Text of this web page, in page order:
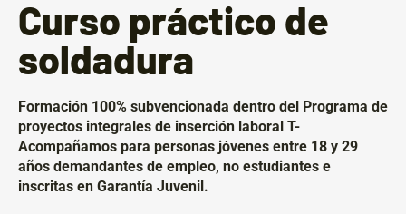
Curso práctico de
soldadura
Formación 100% subvencionada dentro del Programa de
proyectos integrales de inserción laboral T-
Acompañamos para personas jóvenes entre 18 y 29
años demandantes de empleo, no estudiantes e
inscritas en Garantía Juvenil.